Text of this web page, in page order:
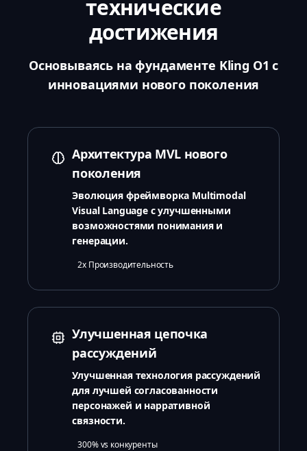
технические
достижения
Основываясь на фундаменте Kling O1 с
инновациями нового поколения
Архитектура MVL нового
поколения
Эволюция фреймворка Multimodal
Visual Language с улучшенными
возможностями понимания и
генерации.
2x Производительность
Улучшенная цепочка
рассуждений
Улучшенная технология рассуждений
для лучшей согласованности
персонажей и нарративной
связности.
300% vs конкуренты